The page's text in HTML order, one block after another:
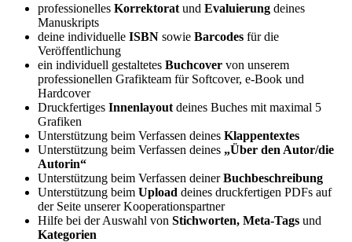
professionelles Korrektorat und Evaluierung deines
Manuskripts
deine individuelle ISBN sowie Barcodes für die
Veröffentlichung
ein individuell gestaltetes Buchcover von unserem
professionellen Grafikteam für Softcover, e-Book und
Hardcover
Druckfertiges Innenlayout deines Buches mit maximal 5
Grafiken
Unterstützung beim Verfassen deines Klappentextes
Unterstützung beim Verfassen deines „Über den Autor/die
Autorin“
Unterstützung beim Verfassen deinerBuchbeschreibung
Unterstützung beim Upload deines druckfertigen PDFs auf
der Seite unserer Kooperationspartner
Hilfe bei der Auswahl von Stichworten, Meta-Tags und
Kategorien